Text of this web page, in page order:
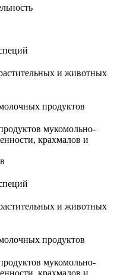
и животных
продуктов
мукомольно-
крахмалов и
и животных
продуктов
мукомольно-
крахмалов и